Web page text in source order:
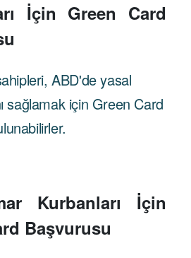
İçin Green Card
ABD'de yasal
sağlamak için Green Card
Kurbanları İçin
Başvurusu